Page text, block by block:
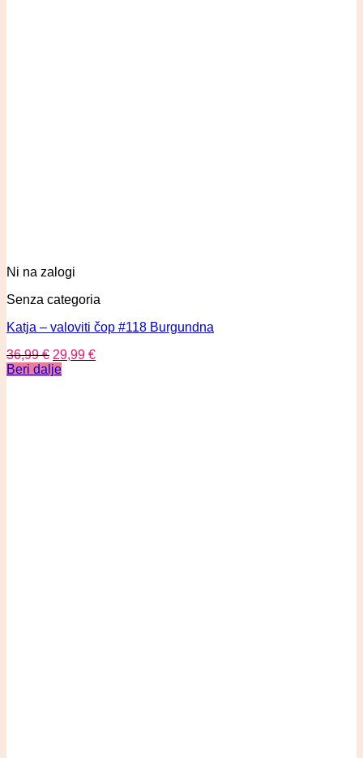
Ni na zalogi
Senza categoria
Katja – valoviti čop #118 Burgundna
36,99€ 29,99 €
Beri dalje